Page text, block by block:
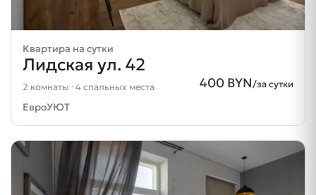
Квартира на сутки
Лидская ул. 42
400 BYN/за сутки
2 комнаты · 4 спальных места
ЕвроУЮТ